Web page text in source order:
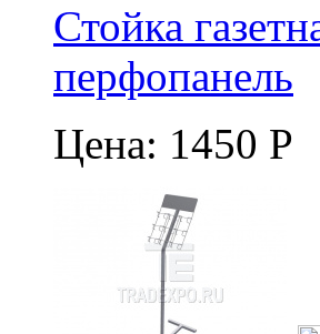
Стойка
перфопанель
Цена: 1450 Р